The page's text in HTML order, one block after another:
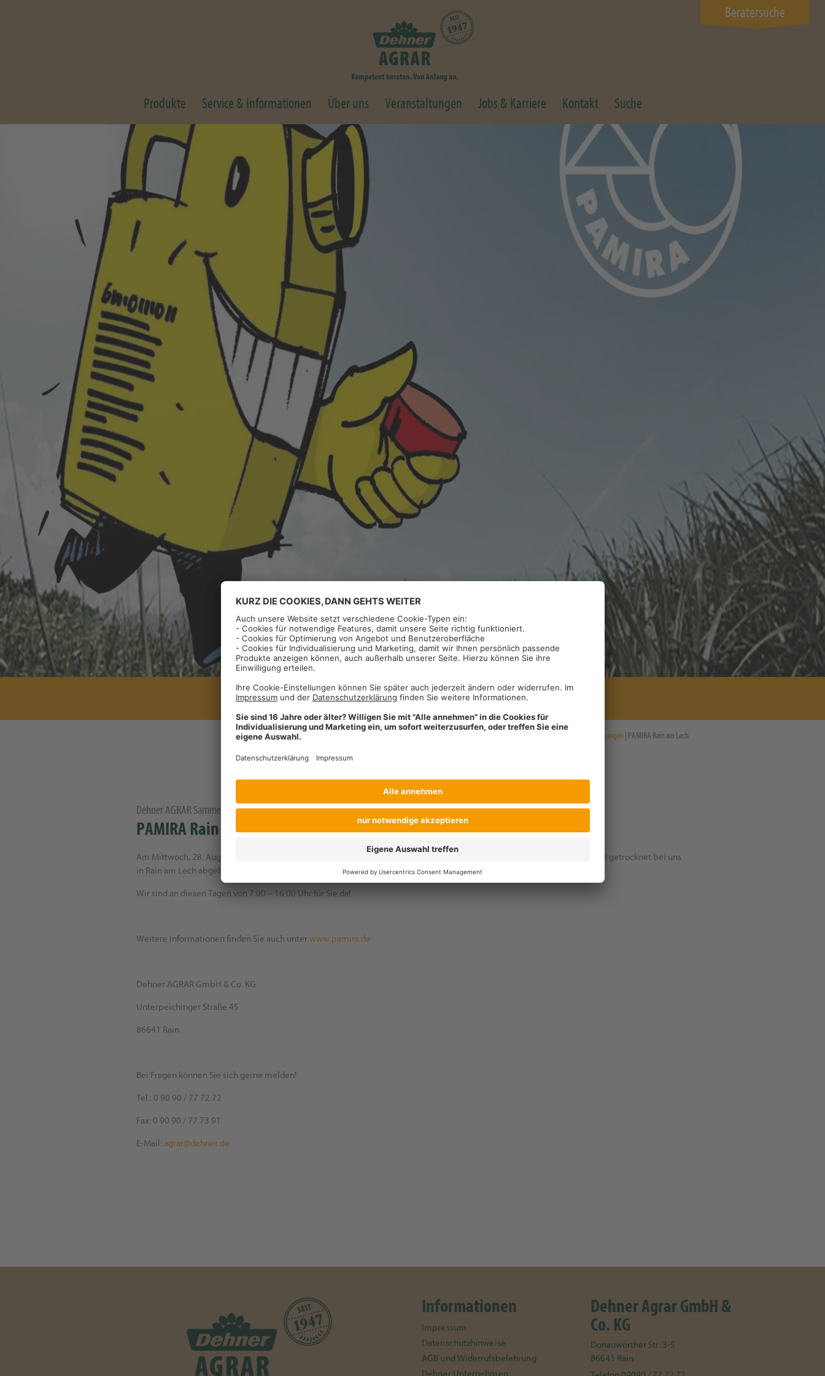
Produkte Service & Informationen Über uns Veranstaltungen Jobs & Karriere Kontakt Suche
Beratersuche
30. August 2023 bis 31. August 2023
Veranstaltungen | PAMIRA Rain am Lech
Dehner AGRAR Sammelstelle 2024
PAMIRA Rain am Lech
Am Mittwoch, 28. August und Donnerstag, 29. August 2024 können Sie Ihre leeren Pflanzenschutz – Packmittel gespült und getrocknet bei uns
in Rain am Lech abgeben.
Wir sind an diesen Tagen von 7:00 – 16:00 Uhr für Sie da!
Weitere Informationen finden Sie auch unterwww.pamira.de
Dehner AGRAR GmbH & Co. KG
Unterpeichinger Straße 45
86641 Rain
Bei Fragen können Sie sich gerne melden!
Tel.: 0 90 90 / 77 72 72
Fax: 0 90 90 / 77 73 91
E-Mail: agrar@dehner.de
Informationen
Impressum
Datenschutzhinweise
AGB und Widerrufsbelehrung
Dehner Unternehmen
Dehner Agrar GmbH &
Co. KG
Donauwörther Str. 3-5
86641 Rain